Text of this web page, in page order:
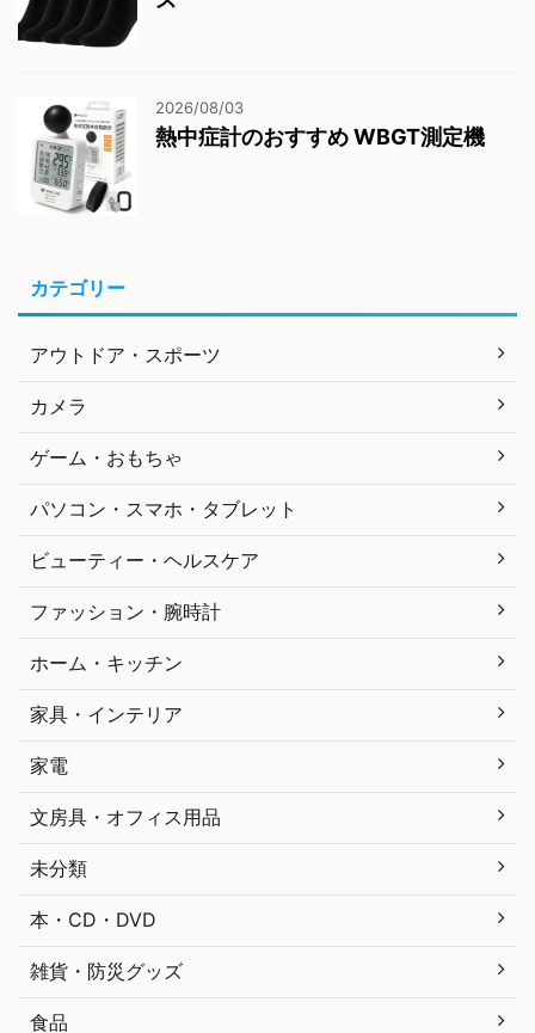
2026/08/03
熱中症計のおすすめ WBGT測定機
カテゴリー
アウトドア・スポーツ
カメラ
ゲーム・おもちゃ
パソコン・スマホ・タブレット
ビューティー・ヘルスケア
ファッション・腕時計
ホーム・キッチン
家具・インテリア
家電
文房具・オフィス用品
未分類
本・CD・DVD
雑貨・防災グッズ
食品